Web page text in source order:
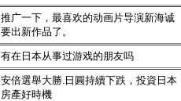
推广一下，最喜欢的动画片导演新海诚
要出新作品了。
有在日本从事过游戏的朋友吗
安倍選舉大勝.日圓持續下跌，投資日本
房產好時機